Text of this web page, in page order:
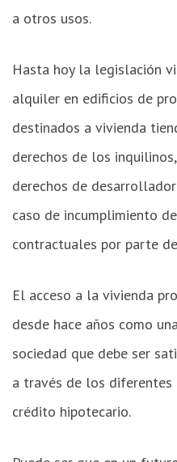
a otros usos.
Hasta hoy la legislación
alquiler en edificios de
destinados a vivienda
derechos de los
derechos de
caso de incumplimiento
contractuales por parte
El acceso a la vivienda
desde hace años como
sociedad que debe ser
a través de los
crédito hipotecario.